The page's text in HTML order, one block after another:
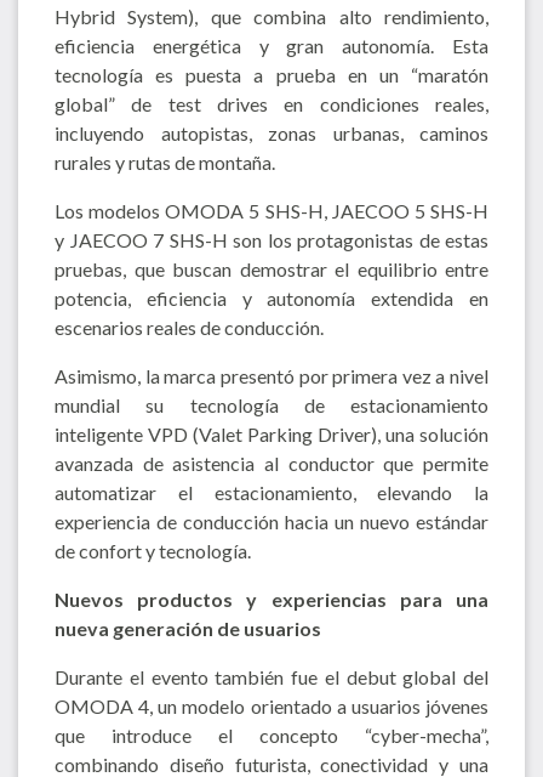
Hybrid System), que combina alto rendimiento,
eficiencia energética y gran autonomía. Esta
tecnología es puesta a prueba en un “maratón
global” de test drives en condiciones reales,
incluyendo autopistas, zonas urbanas, caminos
rurales y rutas de montaña.
Los modelos OMODA 5 SHS-H, JAECOO 5 SHS-H
y JAECOO 7 SHS-H son los protagonistas de estas
pruebas, que buscan demostrar el equilibrio entre
potencia, eficiencia y autonomía extendida en
escenarios reales de conducción.
Asimismo, la marca presentó por primera vez a nivel
mundial su tecnología de estacionamiento
inteligente VPD (Valet Parking Driver), una solución
avanzada de asistencia al conductor que permite
automatizar el estacionamiento, elevando la
experiencia de conducción hacia un nuevo estándar
de confort y tecnología.
Nuevos productos y experiencias para una
nueva generación de usuarios
Durante el evento también fue el debut global del
OMODA 4, un modelo orientado a usuarios jóvenes
que introduce el concepto “cyber-mecha”,
combinando diseño futurista, conectividad y una